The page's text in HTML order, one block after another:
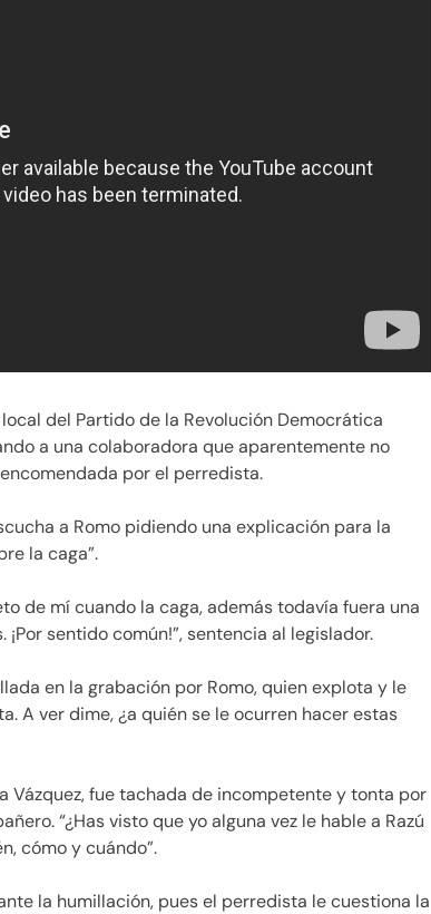
del Partido de la Revolución Democrática
a una colaboradora que aparentemente no
por el perredista.
a Romo pidiendo una explicación para la
la caga”.
de mí cuando la caga, además todavía fuera una
sentido común!”, sentencia al legislador.
en la grabación por Romo, quien explota y le
A ver dime, ¿a quién se le ocurren hacer estas
Vázquez, fue tachada de incompetente y tonta por
“¿Has visto que yo alguna vez le hable a Razú
cómo y cuándo”.
la humillación, pues el perredista le cuestiona la